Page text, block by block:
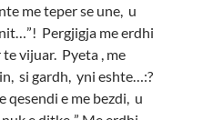
me teper se une, u
Pergjigja me erdhi
vijuar. Pyeta , me
si gardh, yni eshte…:?
qesendi e me bezdi, u